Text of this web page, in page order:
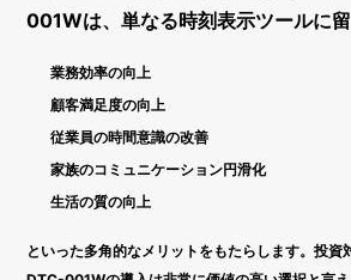
001Wは、単なる時刻表示ツールに留
業務効率の向上
顧客満足度の向上
従業員の時間意識の改善
家族のコミュニケーション円滑化
生活の質の向上
といった多角的なメリットをもたらします。投資